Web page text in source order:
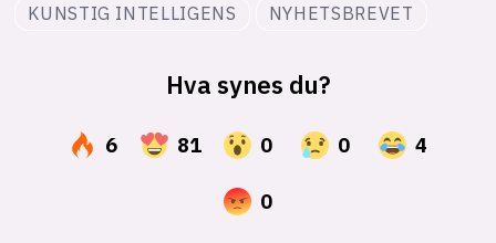
KUNSTIG INTELLIGENS
NYHETSBREVET